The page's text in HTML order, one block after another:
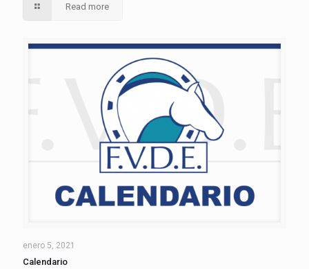
Read more
enero 5, 2021
Calendario